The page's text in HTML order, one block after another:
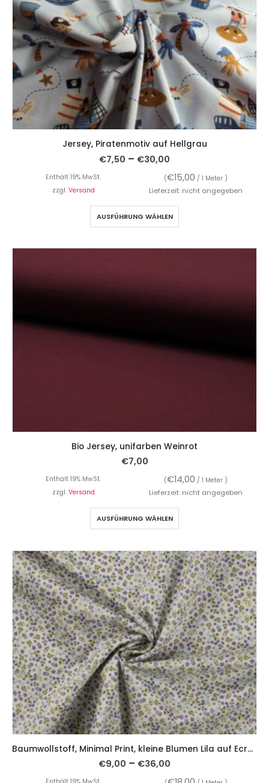
Jersey, Piratenmotiv auf Hellgrau
€7,50 – €30,00
Enthält 19% MwSt. (€15,00 / 1 Meter )
zzgl. Versand Lieferzeit: nicht angegeben
AUSFÜHRUNG WÄHLEN
Bio Jersey, unifarben Weinrot
€7,00
Enthält 19% MwSt. (€14,00 / 1 Meter )
zzgl. Versand Lieferzeit: nicht angegeben
AUSFÜHRUNG WÄHLEN
Baumwollstoff, Minimal Print, kleine Blumen Lila auf Ecru – Organic Cotton
€9,00 – €36,00